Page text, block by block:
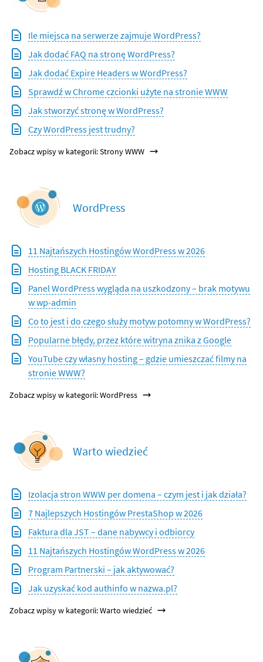
Ile miejsca na serwerze zajmuje WordPress?
Jak dodać FAQ na stronę WordPress?
Jak dodać Expire Headers w WordPress?
Sprawdź w Chrome czcionki użyte na stronie WWW
Jak stworzyć stronę w WordPress?
Czy WordPress jest trudny?
Zobacz wpisy w kategorii: Strony WWW
WordPress
11 Najtańszych Hostingów WordPress w 2026
Hosting BLACK FRIDAY
Panel WordPress wygląda na uszkodzony – brak motywu
w wp-admin
Co to jest i do czego służy motyw potomny w WordPress?
Popularne błędy, przez które witryna znika z Google
YouTube czy własny hosting – gdzie umieszczać filmy na
stronie WWW?
Zobacz wpisy w kategorii: WordPress
Warto wiedzieć
Izolacja stron WWW per domena – czym jest i jak działa?
7 Najlepszych Hostingów PrestaShop w 2026
Faktura dla JST – dane nabywcy i odbiorcy
11 Najtańszych Hostingów WordPress w 2026
Program Partnerski – jak aktywować?
Jak uzyskać kod authinfo w nazwa.pl?
Zobacz wpisy w kategorii: Warto wiedzieć